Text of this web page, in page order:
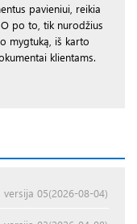
pavieniui, reikia
po to, tik nurodžius
mygtuką, iš karto
klientams.
versija 05(2026-08-04)